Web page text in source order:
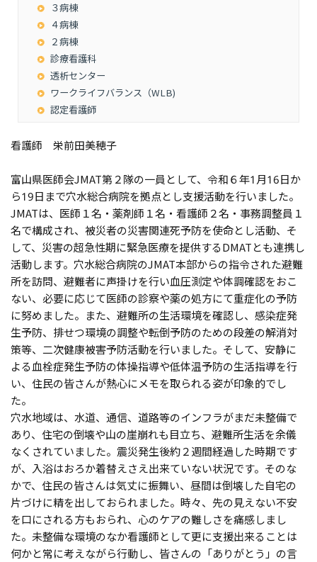
３病棟
４病棟
２病棟
診療看護科
透析センター
ワークライフバランス（WLB)
認定看護師
看護師 栄前田美穂子
富山県医師会JMAT第２隊の一員として、令和６年1月16日か
ら19日まで穴水総合病院を拠点とし支援活動を行いました。
JMATは、医師１名・薬剤師１名・看護師２名・事務調整員１
名で構成され、被災者の災害関連死予防を使命とし活動、そ
して、災害の超急性期に緊急医療を提供するDMATとも連携し
活動します。穴水総合病院のJMAT本部からの指令された避難
所を訪問、避難者に声掛けを行い血圧測定や体調確認をおこ
ない、必要に応じて医師の診察や薬の処方にて重症化の予防
に努めました。また、避難所の生活環境を確認し、感染症発
生予防、排せつ環境の調整や転倒予防のための段差の解消対
策等、二次健康被害予防活動を行いました。そして、安静に
よる血栓症発生予防の体操指導や低体温予防の生活指導を行
い、住民の皆さんが熱心にメモを取られる姿が印象的でし
た。
穴水地域は、水道、通信、道路等のインフラがまだ未整備で
あり、住宅の倒壊や山の崖崩れも目立ち、避難所生活を余儀
なくされていました。震災発生後約２週間経過した時期です
が、入浴はおろか着替えさえ出来ていない状況です。そのな
かで、住民の皆さんは気丈に振舞い、昼間は倒壊した自宅の
片づけに精を出しておられました。時々、先の見えない不安
を口にされる方もおられ、心のケアの難しさを痛感しまし
た。未整備な環境のなか看護師として更に支援出来ることは
何かと常に考えながら行動し、皆さんの「ありがとう」の言